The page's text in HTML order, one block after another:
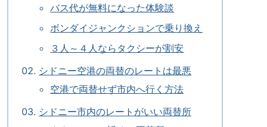
バス代が無料になった体験談
ボンダイジャンクションで乗り換え
３人～４人ならタクシーが割安
シドニー空港の両替のレートは最悪
空港で両替せず市内へ行く方法
シドニー市内のレートがいい両替所